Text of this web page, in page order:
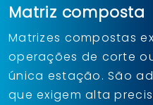
Matriz composta
Matrizes compostas
operações de corte
única estação. São
que exigem alta